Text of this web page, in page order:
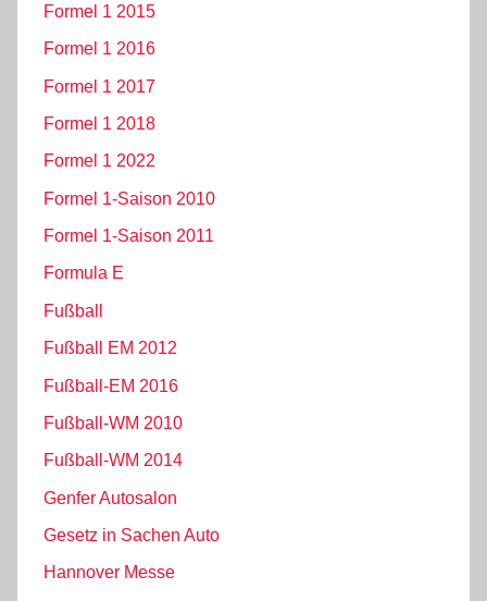
Formel 1 2015
Formel 1 2016
Formel 1 2017
Formel 1 2018
Formel 1 2022
Formel 1-Saison 2010
Formel 1-Saison 2011
Formula E
Fußball
Fußball EM 2012
Fußball-EM 2016
Fußball-WM 2010
Fußball-WM 2014
Genfer Autosalon
Gesetz in Sachen Auto
Hannover Messe